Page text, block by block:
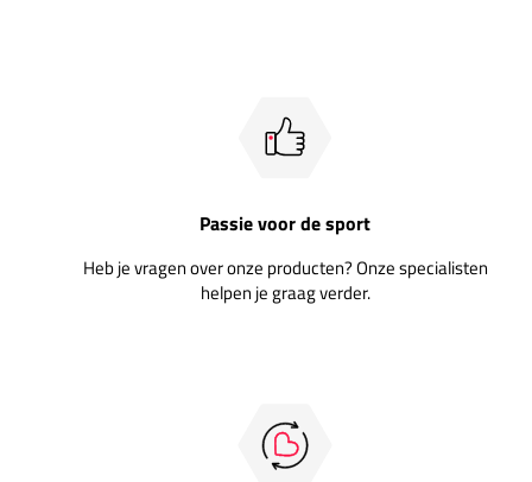
Passie voor de sport
Heb je vragen over onze producten? Onze specialisten
helpen je graag verder.